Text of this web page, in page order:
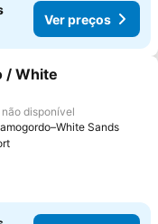
Ver preços
aos favoritos
/ White
disponível
Sands